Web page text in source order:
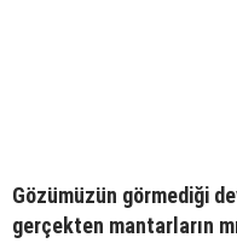
Gözümüzün görmediği
gerçekten mantarların